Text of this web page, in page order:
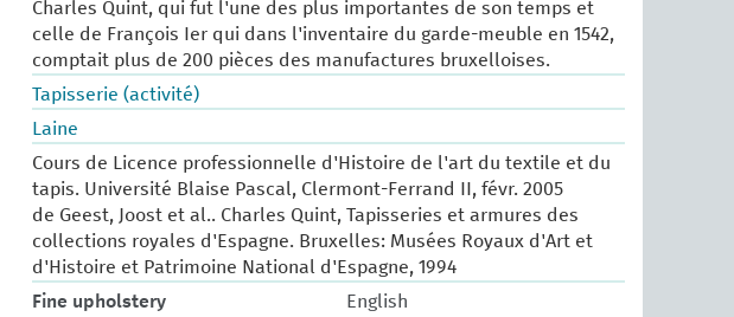
Charles Quint, qui fut l'une des plus importantes de son temps et
celle de François Ier qui dans l'inventaire du garde-meuble en 1542,
comptait plus de 200 pièces des manufactures bruxelloises.
Tapisserie (activité)
Laine
Cours de Licence professionnelle d'Histoire de l'art du textile et du
tapis. Université Blaise Pascal, Clermont-Ferrand II, févr. 2005
de Geest, Joost et al.. Charles Quint, Tapisseries et armures des
collections royales d'Espagne. Bruxelles: Musées Royaux d'Art et
d'Histoire et Patrimoine National d'Espagne, 1994
Fine upholstery
English